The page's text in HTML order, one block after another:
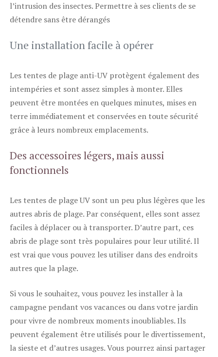
l’intrusion des insectes. Permettre à ses clients de se
détendre sans être dérangés
Une installation facile à opérer
Les tentes de plage anti-UV protègent également des
intempéries et sont assez simples à monter. Elles
peuvent être montées en quelques minutes, mises en
terre immédiatement et conservées en toute sécurité
grâce à leurs nombreux emplacements.
Des accessoires légers, mais aussi
fonctionnels
Les tentes de plage UV sont un peu plus légères que les
autres abris de plage. Par conséquent, elles sont assez
faciles à déplacer ou à transporter. D’autre part, ces
abris de plage sont très populaires pour leur utilité. Il
est vrai que vous pouvez les utiliser dans des endroits
autres que la plage.
Si vous le souhaitez, vous pouvez les installer à la
campagne pendant vos vacances ou dans votre jardin
pour vivre de nombreux moments inoubliables. Ils
peuvent également être utilisés pour le divertissement,
la sieste et d’autres usages. Vous pourrez ainsi partager